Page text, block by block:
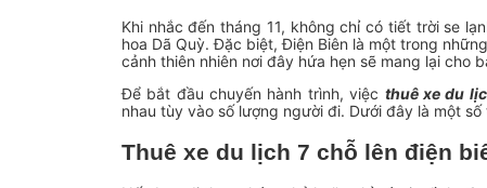
Khi nhắc đến tháng 11, không chỉ có tiết trời se
hoa Dã Quỳ. Đặc biệt, Điện Biên là một trong
cảnh thiên nhiên nơi đây hứa hẹn sẽ mang lại cho
Để bắt đầu chuyến hành trình, việc thuê xe du
nhau tùy vào số lượng người đi. Dưới đây là một
Thuê xe du lịch 7 chỗ lên điện